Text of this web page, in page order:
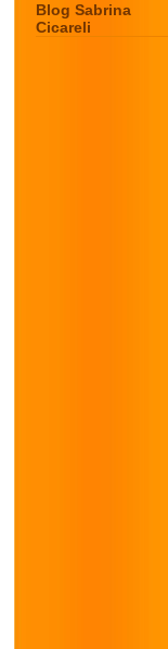
Blog Sabrina
Cicareli